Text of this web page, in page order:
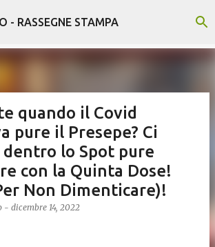
ai contenuti principali
- RASSEGNE STAMPA
quando il Covid
pure il Presepe? Ci
lo Spot pure
con la Quinta Dose!
Non Dimenticare)!
- dicembre 14, 2022